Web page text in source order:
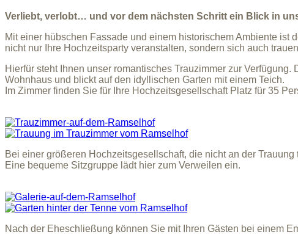
Verliebt, verlobt… und vor dem nächsten Schritt ein Blick in
Mit einer hübschen Fassade und einem historischem Ambiente
nicht nur Ihre Hochzeitsparty veranstalten, sondern sich auch
Hierfür steht Ihnen unser romantisches Trauzimmer zur
Wohnhaus und blickt auf den idyllischen Garten mit einem Teich.
Im Zimmer finden Sie für Ihre Hochzeitsgesellschaft Platz für 35
Bei einer größeren Hochzeitsgesellschaft, die nicht an der
Eine bequeme Sitzgruppe lädt hier zum Verweilen ein.
Nach der Eheschließung können Sie mit Ihren Gästen bei einem